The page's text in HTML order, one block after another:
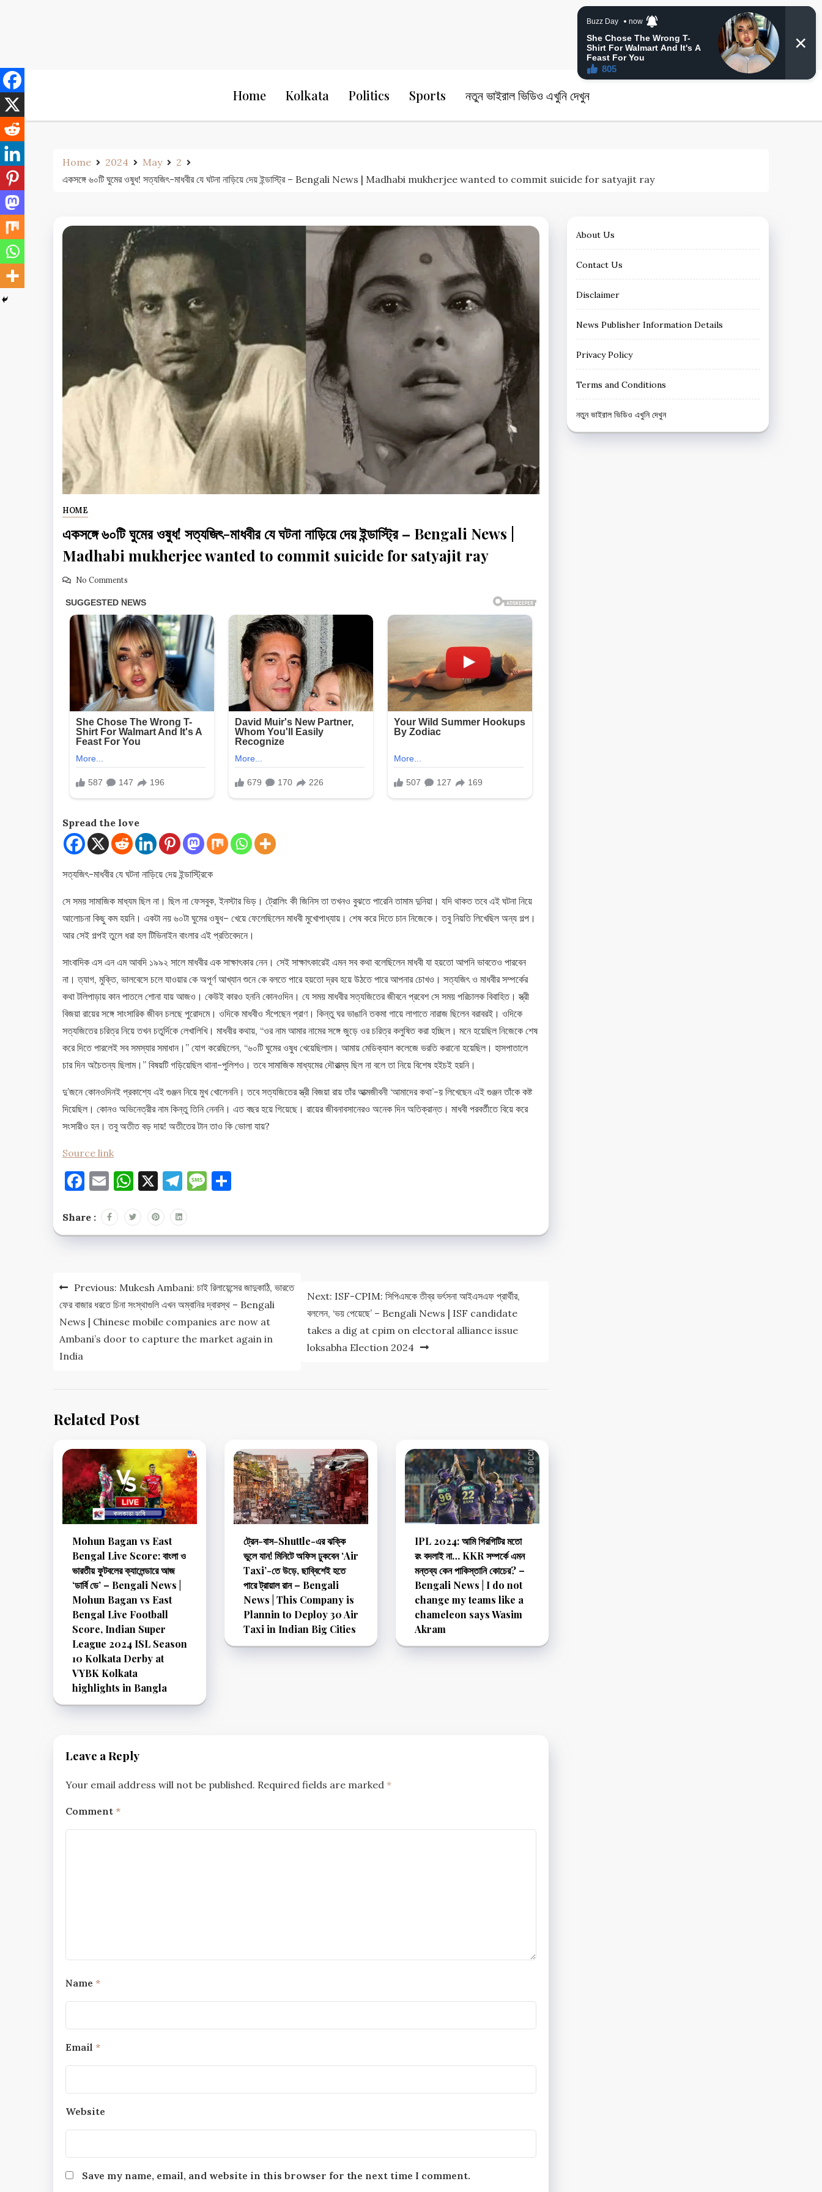
24 Ghanta Bangla News
Home Kolkata Politics Sports নতুন ভাইরাল ভিডিও এখুনি দেখুন
Home 2024 May
2
একসঙ্গে ৬০টি ঘুমের ওষুধ! সত্যজিৎ-মাধবীর যে ঘটনা নাড়িয়ে দেয় ইন্ডাস্ট্রি – Bengali News | Madhabi mukherjee wanted to commit suicide for satyajit ray
HOME
একসঙ্গে ৬০টি ঘুমের ওষুধ! সত্যজিৎ-মাধবীর যে ঘটনা নাড়িয়ে দেয় ইন্ডাস্ট্রি – Bengali News |
Madhabi mukherjee wanted to commit suicide for satyajit ray
No Comments
Spread the love
সত্যজিৎ-মাধবীর যে ঘটনা নাড়িয়ে দেয় ইন্ডাস্ট্রিকে
সে সময় সামাজিক মাধ্যম ছিল না। ছিল না ফেসবুক, ইনস্টার ভিড়। ট্রোলিং কী জিনিস তা তখনও বুঝতে পারেনি তামাম দুনিয়া। যদি থাকত তবে এই ঘটনা নিয়ে
আলোচনা কিছু কম হয়নি। একটা নয় ৬০টা ঘুমের ওষুধ– খেয়ে ফেলেছিলেন মাধবী মুখোপাধ্যায়। শেষ করে দিতে চান নিজেকে। তবু নিয়তি লিখেছিল অন্য গল্প।
আর সেই গল্পই তুলে ধরা হল টিভিনাইন বাংলার এই প্রতিবেদনে।
সাংবাদিক এস এন এম আবদি ১৯৯২ সালে মাধবীর এক সাক্ষাৎকার নেন। সেই সাক্ষাৎকারেই এমন সব কথা বলেছিলেন মাধবী যা হয়তো আপনি ভাবতেও পারবেন
না। ত্যাগ, মুক্তি, ভালবেসে চলে যাওয়ার কে অপূর্ণ আখ্যান শুনে কে বলতে পারে হয়তো দ্রব হয়ে উঠতে পারে আপনার চোখও। সত্যজিৎ ও মাধবীর সম্পর্কের
কথা টলিপাড়ায় কান পাতলে শোনা যায় আজও। কেউই কারও হননি কোনওদিন। যে সময় মাধবীর সত্যজিতের জীবনে প্রবেশ সে সময় পরিচালক বিবাহিত। স্ত্রী
বিজয়া রায়ের সঙ্গে সাংসারিক জীবন চলছে পুরোদমে। ওদিকে মাধবীও সঁপেছেন প্রাণ। কিন্তু ঘর ভাঙানি তকমা গায়ে লাগাতে নারাজ ছিলেন বরাবরই। ওদিকে
সত্যজিতের চরিত্র নিয়ে তখন চতুর্দিকে লেখালিখি। মাধবীর কথায়, “ওর নাম আমার নামের সঙ্গে জুড়ে ওর চরিত্র কলুষিত করা হচ্ছিল। মনে হয়েছিল নিজেকে শেষ
করে দিতে পারলেই সব সমস্যার সমাধান।” যোগ করেছিলেন, “৬০টি ঘুমের ওষুধ খেয়েছিলাম। আমায় মেডিক্যাল কলেজে ভরতি করানো হয়েছিল। হাসপাতালে
চার দিন অচৈতন্য ছিলাম।” বিষয়টি গড়িয়েছিল থানা-পুলিশও। তবে সামাজিক মাধ্যমের দৌরাত্ম্য ছিল না বলে তা নিয়ে বিশেষ হইচই হয়নি।
দু’জনে কোনওদিনই প্রকাশ্যে এই গুঞ্জন নিয়ে মুখ খোলেননি। তবে সত্যজিতের স্ত্রী বিজয়া রায় তাঁর আত্মজীবনী ‘আমাদের কথা’-য় লিখেছেন এই গুঞ্জন তাঁকে কষ্ট
দিয়েছিল। কোনও অভিনেত্রীর নাম কিন্তু তিনি নেননি। এত বছর হয়ে গিয়েছে। রায়ের জীবনাবসানেরও অনেক দিন অতিক্রান্ত। মাধবী পরবর্তীতে বিয়ে করে
সংসারীও হন। তবু অতীত বড় দায়! অতীতের টান তাও কি ভোলা যায়?
Source link
Facebook
EmailWhatsApp
X Telegram
Message
Share :
Post
navigation
Previous: Mukesh Ambani: চাই রিলায়েন্সের জাদুকাঠি, ভারতে
ফের বাজার ধরতে চিনা সংস্থাগুলি এখন অম্বানির দ্বারস্থ – Bengali
News | Chinese mobile companies are now at
Ambani’s door to capture the market again in
India
Next: ISF-CPIM: সিপিএমকে তীব্র ভর্ৎসনা আইএসএফ প্রার্থীর,
বললেন, ‘ভয় পেয়েছে’ – Bengali News | ISF candidate
takes a dig at cpim on electoral alliance issue
loksabha Election 2024
Related Post
Mohun Bagan vs East
Bengal Live Score: বাংলা ও
ভারতীয় ফুটবলের ক্যালেন্ডারে আজ
‘ডার্বি ডে’ – Bengali News |
Mohun Bagan vs East
Bengal Live Football
Score, Indian Super
League 2024 ISL Season
10 Kolkata Derby at
VYBK Kolkata
highlights in Bangla
ট্রেন-বাস-Shuttle-এর ঝক্কি
ভুলে যান! মিনিটে অফিস ঢুকবেন ‘Air
Taxi’-তে উড়ে, ছাব্বিশেই হতে
পারে ট্রায়াল রান – Bengali
News | This Company is
Plannin to Deploy 30 Air
Taxi in Indian Big Cities
IPL 2024: আমি গিরগিটির মতো
রং বদলাই না… KKR সম্পর্কে এমন
মন্তব্য কেন পাকিস্তানি কোচের? –
Bengali News | I do not
change my teams like a
chameleon says Wasim
Akram
Leave a Reply
Your email address will not be published. Required fields are marked *
Comment *
Name *
Email *
Website
Save my name, email, and website in this browser for the next time I comment.
About Us
Contact Us
Disclaimer
News Publisher Information Details
Privacy Policy
Terms and Conditions
নতুন ভাইরাল ভিডিও এখুনি দেখুন